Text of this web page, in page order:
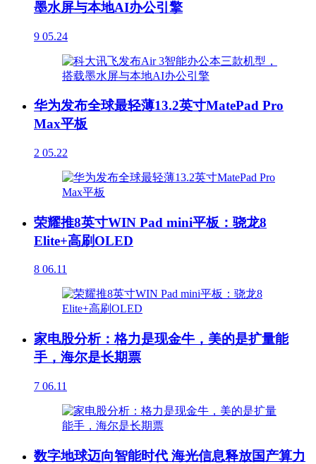
墨水屏与本地AI办公引擎
9 05.24
华为发布全球最轻薄13.2英寸MatePad Pro
Max平板
2 05.22
荣耀推8英寸WIN Pad mini平板：骁龙8
Elite+高刷OLED
8 06.11
家电股分析：格力是现金牛，美的是扩量能
手，海尔是长期票
7 06.11
数字地球迈向智能时代 海光信息释放国产算力